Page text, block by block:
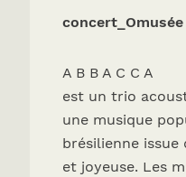
concert_Omusée
A B B A C C A
est un trio
une musique
brésilienne issue
et joyeuse. Les